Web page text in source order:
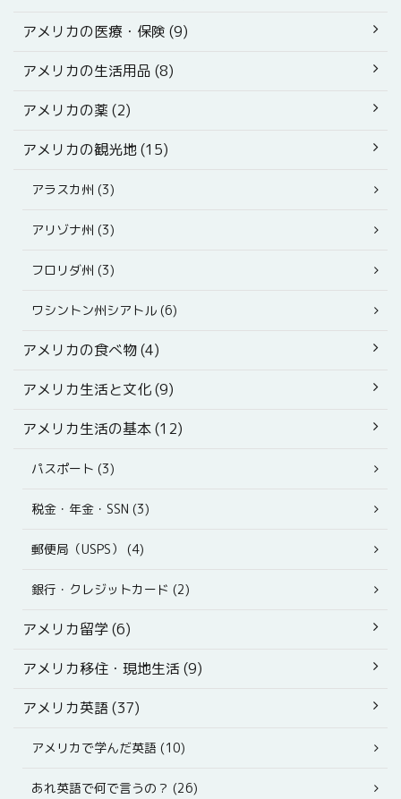
アメリカの医療・保険 (9)
アメリカの生活用品 (8)
アメリカの薬 (2)
アメリカの観光地 (15)
アラスカ州 (3)
アリゾナ州 (3)
フロリダ州 (3)
ワシントン州シアトル (6)
アメリカの食べ物 (4)
アメリカ生活と文化 (9)
アメリカ生活の基本 (12)
パスポート (3)
税金・年金・SSN (3)
郵便局（USPS） (4)
銀行・クレジットカード (2)
アメリカ留学 (6)
アメリカ移住・現地生活 (9)
アメリカ英語 (37)
アメリカで学んだ英語 (10)
あれ英語で何で言うの？ (26)